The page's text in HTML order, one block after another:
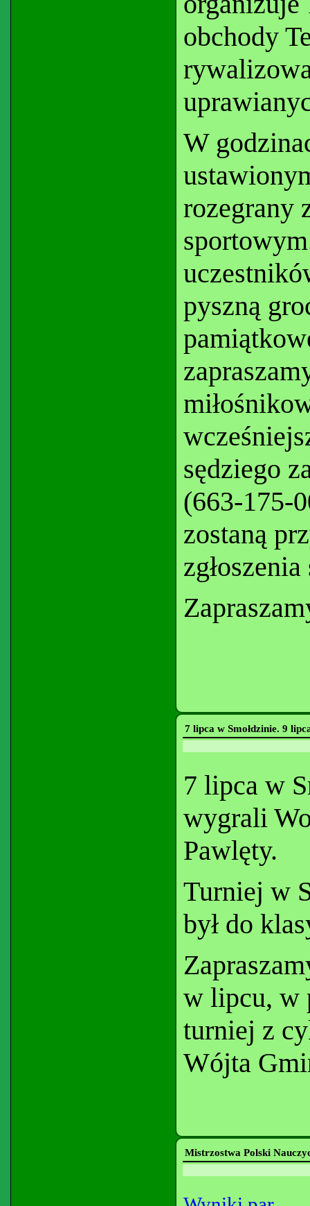
obchody
W
rozegrany
pyszną
sędziego
(663-175-
zostaną
7 lipca w Smołdzinie. 9
7 lipca w
wygrali
Pawlęty.
Turniej w
był do
w lipcu, w
turniej z
Wójta
Mistrzostwa Polski